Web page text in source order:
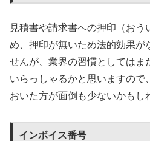
見積書や請求書への押印（おう
め、押印が無いため法的効果が
せんが、業界の習慣としてはま
いらっしゃるかと思いますので
おいた方が面倒も少ないかもし
インボイス番号